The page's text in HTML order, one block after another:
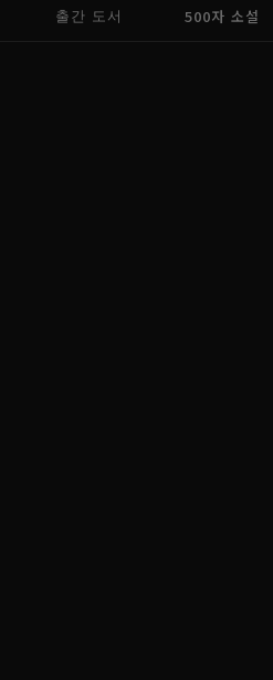
출간 도서 500자 소설